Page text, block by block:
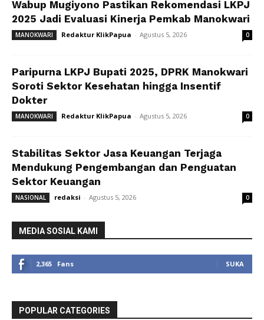
Wabup Mugiyono Pastikan Rekomendasi LKPJ
2025 Jadi Evaluasi Kinerja Pemkab Manokwari
MANOKWARI Redaktur KlikPapua - Agustus 5, 2026 0
Paripurna LKPJ Bupati 2025, DPRK Manokwari
Soroti Sektor Kesehatan hingga Insentif
Dokter
MANOKWARI Redaktur KlikPapua - Agustus 5, 2026 0
Stabilitas Sektor Jasa Keuangan Terjaga
Mendukung Pengembangan dan Penguatan
Sektor Keuangan
NASIONAL redaksi - Agustus 5, 2026 0
MEDIA SOSIAL KAMI
2,365 Fans SUKA
POPULAR CATEGORIES